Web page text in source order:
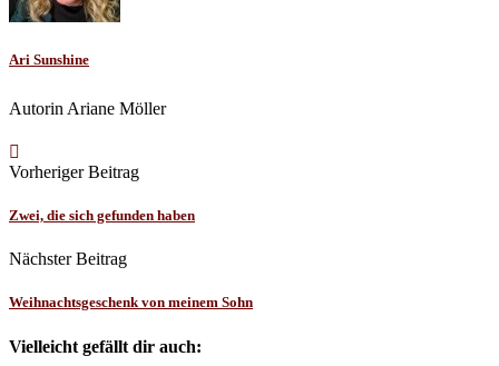
Ari Sunshine
Autorin Ariane Möller
Vorheriger Beitrag
Zwei, die sich gefunden haben
Nächster Beitrag
Weihnachtsgeschenk von meinem Sohn
Vielleicht gefällt dir auch: